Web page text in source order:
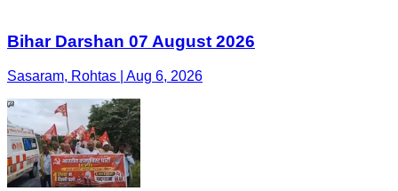
Bihar Darshan 07 August 2026
Sasaram, Rohtas | Aug 6, 2026